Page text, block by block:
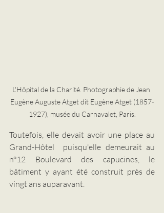
L'Hôpital de la Charité. Photographie de Jean
Eugène Auguste Atget dit Eugène Atget (1857-
1927), musée du Carnavalet, Paris.
Toutefois, elle devait avoir une place au
Grand-Hôtel  puisqu'elle demeurait au
n°12 Boulevard des capucines, le
bâtiment y ayant été construit près de
vingt ans auparavant.